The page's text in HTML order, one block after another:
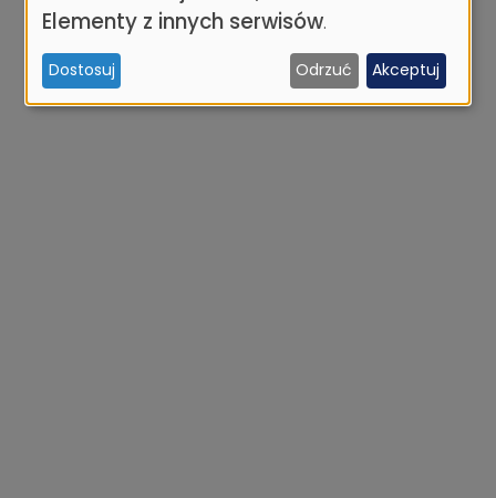
osobowych
i
ciasteczek
Elementy z innych serwisów.
Dostosuj Odrzuć Akceptuj